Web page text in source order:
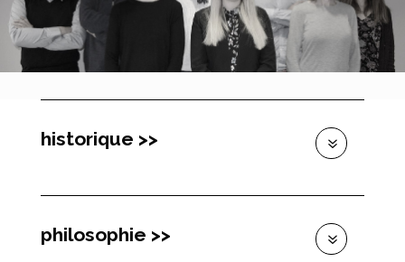
historique >>
philosophie >>